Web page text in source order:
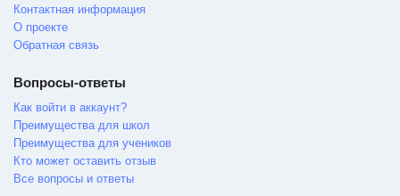
Контактная информация
О проекте
Обратная связь
Вопросы-ответы
Как войти в аккаунт?
Преимущества для школ
Преимущества для учеников
Кто может оставить отзыв
Все вопросы и ответы